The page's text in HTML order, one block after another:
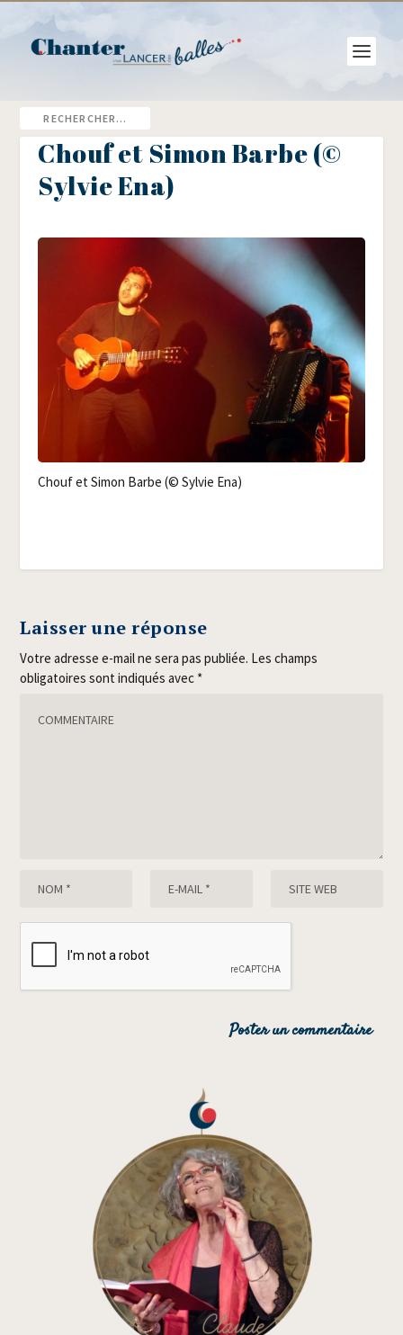
Chouf et Simon Barbe (©
Sylvie Ena)
Chouf et Simon Barbe (© Syl­vie Ena)
Laisser une réponse
Votre adresse e-mail ne sera pas publiée. Les champs
obligatoires sont indiqués avec *